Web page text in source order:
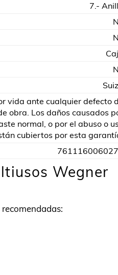
7.-
vida ante cualquier defecto
obra. Los daños causados
normal, o por el abuso o
cubiertos por esta
Wegner